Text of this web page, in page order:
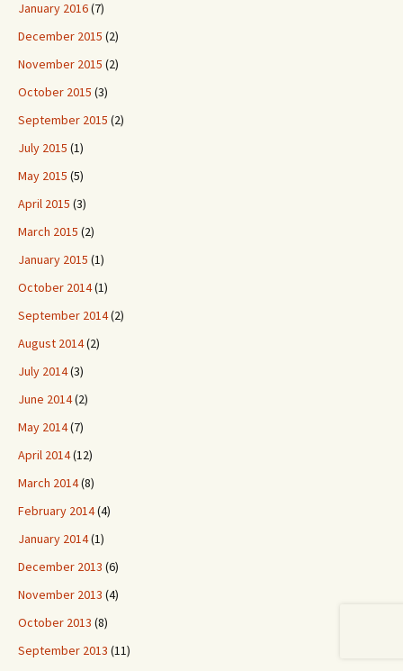
January 2016(7)
December 2015 (2)
November 2015 (2)
October 2015 (3)
September 2015 (2)
July 2015 (1)
May 2015 (5)
April 2015 (3)
March 2015 (2)
January 2015 (1)
October 2014(1)
September 2014(2)
August 2014(2)
July 2014(3)
June 2014(2)
May 2014(7)
April 2014(12)
March 2014(8)
February 2014(4)
January 2014(1)
December 2013 (6)
November 2013 (4)
October 2013 (8)
September 2013 (11)